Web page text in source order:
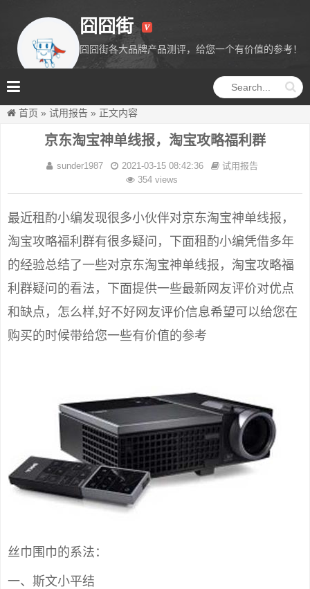
囧囧街
囧囧街各大品牌产品测评，给您一个有价值的参考！
首页 » 试用报告 » 正文内容
京东淘宝神单线报，淘宝攻略福利群
sunder1987 2021-03-15 08:42:36
试用报告
354 views
最近租酌小编发现很多小伙伴对京东淘宝神单线报，
淘宝攻略福利群有很多疑问，下面租酌小编凭借多年
的经验总结了一些对京东淘宝神单线报，淘宝攻略福
利群疑问的看法，下面提供一些最新网友评价对优点
和缺点，怎么样,好不好网友评价信息希望可以给您在
购买的时候带给您一些有价值的参考
丝巾围巾的系法：
一、斯文小平结